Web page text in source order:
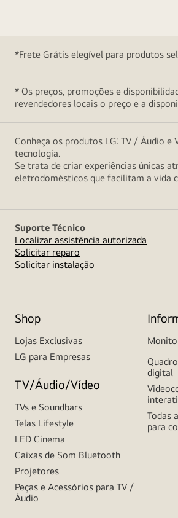
*Frete Grátis elegível para produtos
* Os preços, promoções e
revendedores locais o preço e a
Conheça os produtos LG: TV / Áudio
tecnologia.
Se trata de criar experiências únicas
eletrodomésticos que facilitam a vida
Suporte Técnico
Localizar assistência autorizada
Solicitar reparo
Solicitar instalação
Shop
Lojas Exclusivas
LG para Empresas
TV/Áudio/Vídeo
TVs e Soundbars
Telas Lifestyle
LED Cinema
Caixas de Som Bluetooth
Projetores
Peças e Acessórios para TV /
Áudio
digital
Todas
para